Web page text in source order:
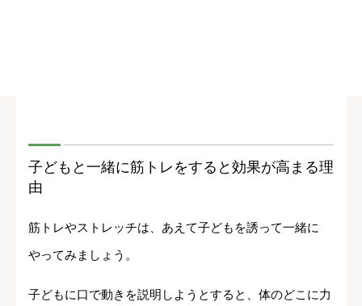
子どもと一緒に筋トレをすると効果が高まる理
由
筋トレやストレッチは、あえて子どもを誘って一緒に
やってみましょう。
子どもに口で動きを説明しようとすると、体のどこに力